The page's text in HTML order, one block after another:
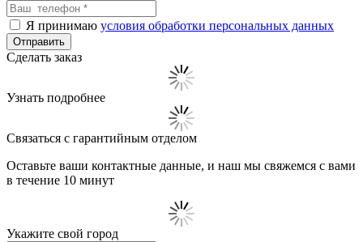
Я принимаю условия обработки персональных данных
Сделать заказ
Узнать подробнее
Связаться с гарантийным отделом
Оставьте ваши контактные данные, и наш мы свяжемся с вами
в течение 10 минут
Укажите свой город